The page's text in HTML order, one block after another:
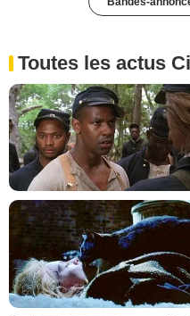
Toutes les actus